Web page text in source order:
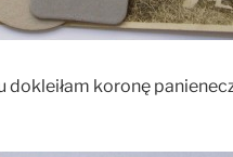
koronę